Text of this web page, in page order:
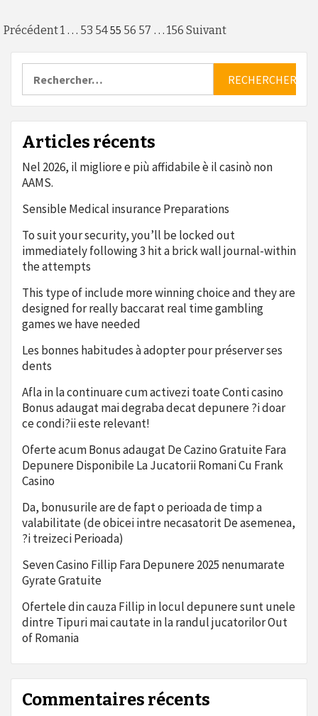
Pagination
des
publications
Précédent1 … 53 5455 56 57 … 156 Suivant
Articles récents
Nel 2026, il migliore e più affidabile è il casinò non
AAMS.
Sensible Medical insurance Preparations
To suit your security, you’ll be locked out
immediately following 3 hit a brick wall journal-within
the attempts
This type of include more winning choice and they are
designed for really baccarat real time gambling
games we have needed
Les bonnes habitudes à adopter pour préserver ses
dents
Afla in la continuare cum activezi toate Conti casino
Bonus adaugat mai degraba decat depunere ?i doar
ce condi?ii este relevant!
Oferte acum Bonus adaugat De Cazino Gratuite Fara
Depunere Disponibile La Jucatorii Romani Cu Frank
Casino
Da, bonusurile are de fapt o perioada de timp a
valabilitate (de obicei intre necasatorit De asemenea,
?i treizeci Perioada)
Seven Casino Fillip Fara Depunere 2025 nenumarate
Gyrate Gratuite
Ofertele din cauza Fillip in locul depunere sunt unele
dintre Tipuri mai cautate in la randul jucatorilor Out
of Romania
Commentaires récents